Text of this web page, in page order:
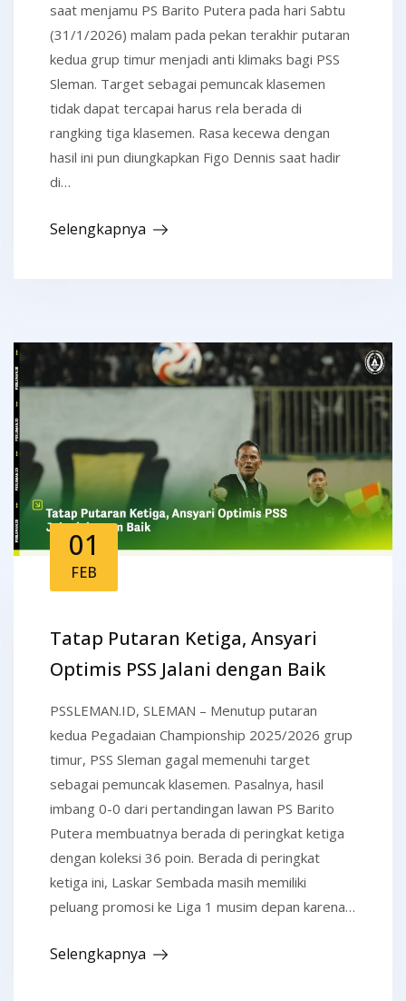
saat menjamu PS Barito Putera pada hari Sabtu
(31/1/2026) malam pada pekan terakhir putaran
kedua grup timur menjadi anti klimaks bagi PSS
Sleman. Target sebagai pemuncak klasemen
tidak dapat tercapai harus rela berada di
rangking tiga klasemen. Rasa kecewa dengan
hasil ini pun diungkapkan Figo Dennis saat hadir
di…
Selengkapnya
01
FEB
Tatap Putaran Ketiga, Ansyari
Optimis PSS Jalani dengan Baik
PSSLEMAN.ID, SLEMAN – Menutup putaran
kedua Pegadaian Championship 2025/2026 grup
timur, PSS Sleman gagal memenuhi target
sebagai pemuncak klasemen. Pasalnya, hasil
imbang 0-0 dari pertandingan lawan PS Barito
Putera membuatnya berada di peringkat ketiga
dengan koleksi 36 poin. Berada di peringkat
ketiga ini, Laskar Sembada masih memiliki
peluang promosi ke Liga 1 musim depan karena…
Selengkapnya